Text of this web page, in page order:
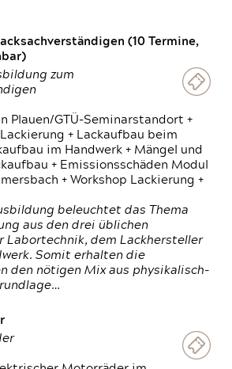
(10 Termine,
zum
Plauen/GTÜ-Seminarstandort +
+ Lackaufbau beim
im Handwerk + Mängel und
+ Emissionsschäden Modul
+ Workshop Lackierung +
beleuchtet das Thema
aus den drei üblichen
Labortechnik, dem Lackhersteller
Somit erhalten die
den nötigen Mix aus physikalisch-